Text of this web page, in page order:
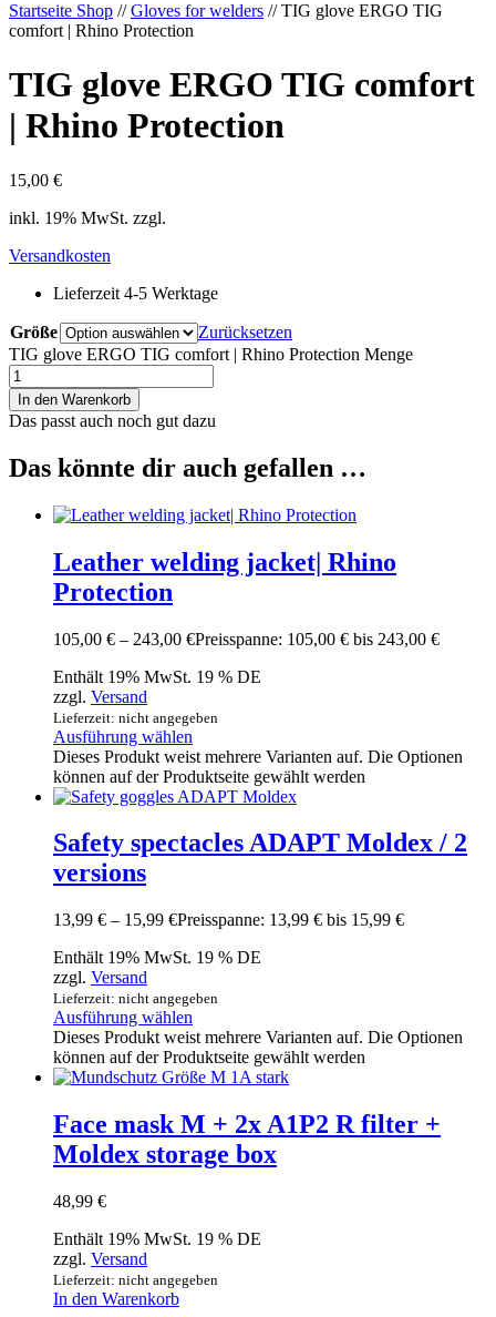
Startseite Shop //Gloves for welders // TIG glove ERGO TIG
comfort | Rhino Protection
TIG glove ERGO TIG comfort
| Rhino Protection
15,00 €
inkl. 19% MwSt. zzgl.
Versandkosten
Lieferzeit 4-5 Werktage
Größe
Zurücksetzen
TIG glove ERGO TIG comfort | Rhino Protection Menge
In den Warenkorb
Das passt auch noch gut dazu
Das könnte dir auch gefallen …
Leather welding jacket| Rhino
Protection
105,00 € – 243,00 €Preisspanne: 105,00 € bis 243,00 €
Enthält 19% MwSt. 19 % DE
zzgl. Versand
Lieferzeit: nicht angegeben
Ausführung wählen
Dieses Produkt weist mehrere Varianten auf. Die Optionen
können auf der Produktseite gewählt werden
Safety spectacles ADAPT Moldex / 2
versions
13,99 € – 15,99 €Preisspanne: 13,99 € bis 15,99 €
Enthält 19% MwSt. 19 % DE
zzgl. Versand
Lieferzeit: nicht angegeben
Ausführung wählen
Dieses Produkt weist mehrere Varianten auf. Die Optionen
können auf der Produktseite gewählt werden
Face mask M + 2x A1P2 R filter +
Moldex storage box
48,99 €
Enthält 19% MwSt. 19 % DE
zzgl. Versand
Lieferzeit: nicht angegeben
In den Warenkorb